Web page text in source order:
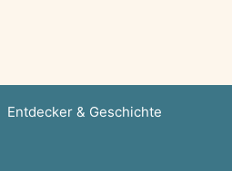
Entdecker & Geschichte